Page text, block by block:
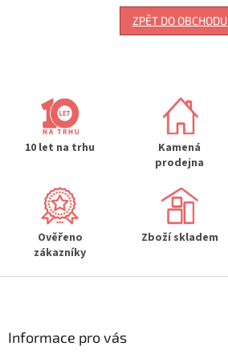
ZPĚT DO OBCHODU
10 let na trhu
Kamená
prodejna
Ověřeno
zákazníky
Zboží skladem
Informace pro vás